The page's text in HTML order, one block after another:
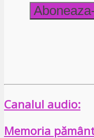
Canalul audio:
Memoria